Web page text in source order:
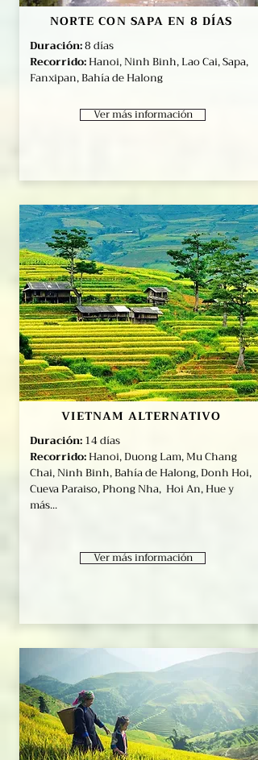
NORTE CON SAPA EN 8 DÍAS
Duración:8 días
Recorrido:Hanoi, Ninh Binh, Lao Cai, Sapa,
Fanxipan, Bahía de Halong
Ver más información
VIETNAM ALTERNATIVO
Duración:14 días
Recorrido:Hanoi, Duong Lam, Mu Chang
Chai, Ninh Binh, Bahía de Halong, Donh Hoi,
Cueva Paraiso, Phong Nha, Hoi An, Hue y
más...
Ver más información